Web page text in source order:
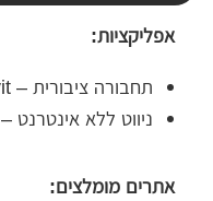
אפליקציות:
תחבורה ציבורית – Moovit
ניווט ללא אינטרנט – Maps.ME
אתרים מומלצים: